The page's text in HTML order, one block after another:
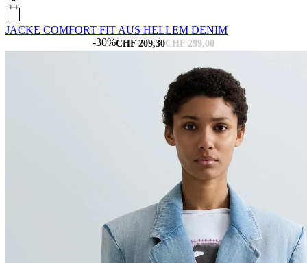
JACKE COMFORT FIT AUS HELLEM DENIM
CHF 299,00
CHF 209,30
-30%